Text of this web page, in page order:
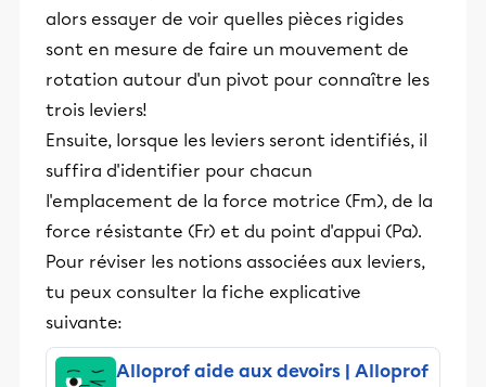
alors essayer de voir quelles pièces rigides
sont en mesure de faire un mouvement de
rotation autour d'un pivot pour connaître les
trois leviers!
Ensuite, lorsque les leviers seront identifiés, il
suffira d'identifier pour chacun
l'emplacement de la force motrice (Fm), de la
force résistante (Fr) et du point d'appui (Pa).
Pour réviser les notions associées aux leviers,
tu peux consulter la fiche explicative
suivante:
Alloprof aide aux devoirs | Alloprof